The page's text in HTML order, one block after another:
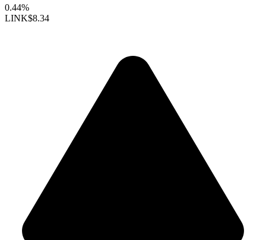
0.44%
LINK$8.34